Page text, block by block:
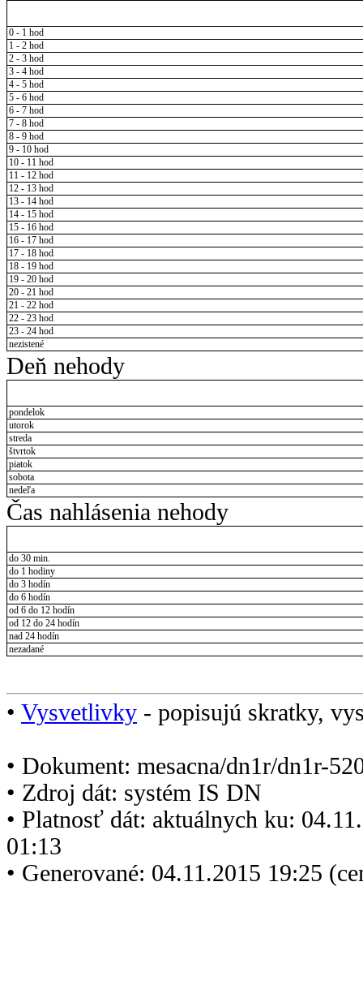
0 - 1 hod
1 - 2 hod
2 - 3 hod
3 - 4 hod
4 - 5 hod
5 - 6 hod
6 - 7 hod
7 - 8 hod
8 - 9 hod
9 - 10 hod
10 - 11 hod
11 - 12 hod
12 - 13 hod
13 - 14 hod
14 - 15 hod
15 - 16 hod
16 - 17 hod
17 - 18 hod
18 - 19 hod
19 - 20 hod
20 - 21 hod
21 - 22 hod
22 - 23 hod
23 - 24 hod
nezistené
Deň nehody
pondelok
utorok
streda
štvrtok
piatok
sobota
nedeľa
Čas nahlásenia nehody
do 30 min.
do 1 hodiny
do 3 hodín
do 6 hodín
od 6 do 12 hodín
od 12 do 24 hodín
nad 24 hodín
nezadané
• Vysvetlivky - popisujú skratky,
• Dokument: mesacna/dn1r/dn1r-
• Zdroj dát: systém IS DN
• Platnosť dát: aktuálnych ku:
01:13
• Generované: 04.11.2015 19:25